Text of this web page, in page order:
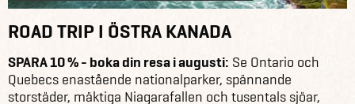
ROAD TRIP I ÖSTRA KANADA
SPARA 10 % - boka din resa i augusti: Se Ontario och
Quebecs enastående nationalparker, spännande
storstäder, mäktiga Niagarafallen och tusentals sjöar,